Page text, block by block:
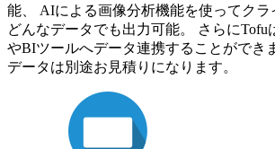
能、 AIによる画像分析機能を使ってクラ
どんなデータでも出力可能。 さらに
やBIツールへデータ連携することができ
データは別途お見積りになります。